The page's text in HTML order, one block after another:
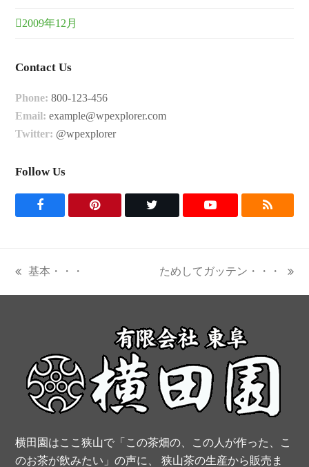
2009年12月
Contact Us
Phone: 800-123-456
Email: example@wpexplorer.com
Twitter: @wpexplorer
Follow Us
F
c
o
k
P
s
t
T
e
Y
u
b
R
previous
post:
基本・・・
next
post:
ためしてガッテン・・・
横田園はここ狭山で「この茶畑の、この人が作った、こ
のお茶が飲みたい」の声に、 狭山茶の生産から販売ま